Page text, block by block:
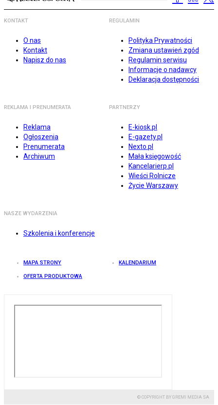
KONTAKT
O nas
Kontakt
Napisz do nas
REGULAMIN
Polityka Prywatności
Zmiana ustawień zgód
Regulamin serwisu
Informacje o nadawcy
Deklaracja dostępności
REKLAMA I PRENUMERATA
Reklama
Ogłoszenia
Prenumerata
Archiwum
PARTNERZY
E-kiosk.pl
E-gazety.pl
Nexto.pl
Mała księgowość
Kancelarierp.pl
Wieści Rolnicze
Życie Warszawy
NASZE WYDARZENIA
Szkolenia i konferencje
MAPA STRONY KALENDARIUM
OFERTA PRODUKTOWA
© COPYRIGHT BY GREMI MEDIA SA